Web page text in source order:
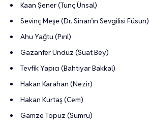
Kaan Şener (Tunç Ünsal)
Sevinç Meşe (Dr. Sinan’ın Sevgilisi Füsun)
Ahu Yağtu (Pırıl)
Gazanfer Ündüz (Suat Bey)
Tevfik Yapıcı (Bahtiyar Bakkal)
Hakan Karahan (Nezir)
Hakan Kurtaş (Cem)
Gamze Topuz (Sumru)